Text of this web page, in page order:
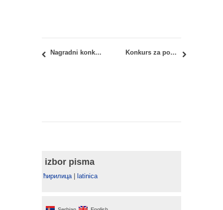
Nagradni konkurs za idejno rešenje plakata na temu prevencije upotrebe duvanskih i nikotinskih proizvoda Konkurs za poziciju arhitektonskog tehnologa u kompaniji Zabriskie d.o.o.
izbor pisma
ћирилица latinica